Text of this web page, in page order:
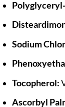
Sodium
Tocopherol:
Ascorbyl